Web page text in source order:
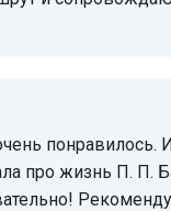
про жизнь П. П.